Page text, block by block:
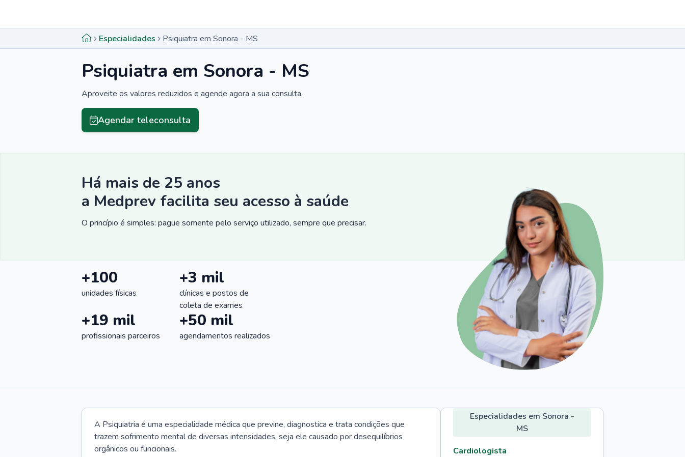
Especialidades Psiquiatra em Sonora - MS
Psiquiatra em Sonora - MS
Aproveite os valores reduzidos e agende agora a sua consulta.
Agendar teleconsulta
Há mais de 25 anos
a Medprev facilita seu acesso à saúde
O princípio é simples: pague somente pelo serviço utilizado, sempre que precisar.
+100
unidades físicas
+3 mil
clínicas e postos de
coleta de exames
+19 mil
profissionais parceiros
+50 mil
agendamentos realizados
A Psiquiatria é uma especialidade médica que previne, diagnostica e trata condições que
trazem sofrimento mental de diversas intensidades, seja ele causado por desequilíbrios
orgânicos ou funcionais.
Especialidades em Sonora -
MS
Cardiologista